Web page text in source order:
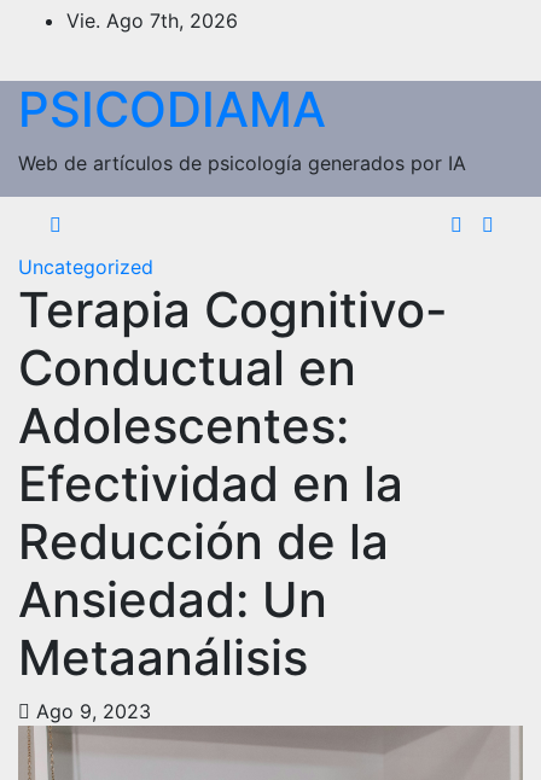
Saltar Vie. Ago 7th, 2026
PSICODIAMA
Web de artículos de psicología generados por IA
Uncategorized
Terapia Cognitivo-
Conductual en
Adolescentes:
Efectividad en la
Reducción de la
Ansiedad: Un
Metaanálisis
Ago 9, 2023